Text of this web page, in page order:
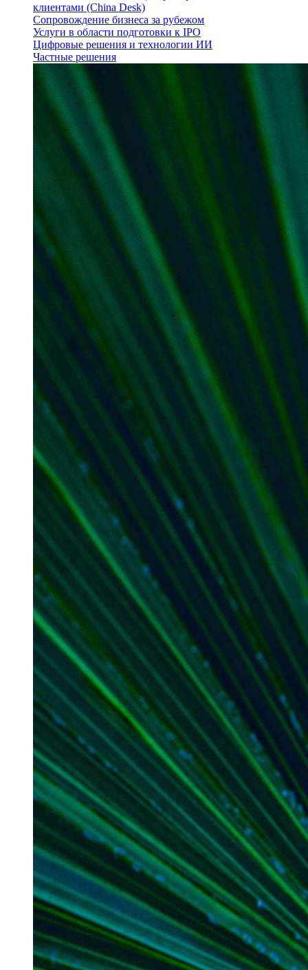
клиентами (China Desk)
Сопровождение бизнеса за рубежом
Услуги в области подготовки к IPO
Цифровые решения и технологии ИИ
Частные решения